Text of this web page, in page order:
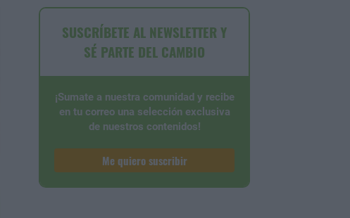
SUSCRÍBETE AL NEWSLETTER Y
SÉ PARTE DEL CAMBIO
¡Sumate a nuestra comunidad y recibe
en tu correo una selección exclusiva
de nuestros contenidos!
Me quiero suscribir